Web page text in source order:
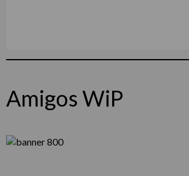
Amigos WiP